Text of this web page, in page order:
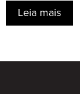
Leia mais